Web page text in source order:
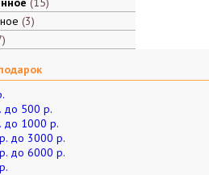
3
до 500 р.
до 1000 р.
до 3000 р.
до 6000 р.